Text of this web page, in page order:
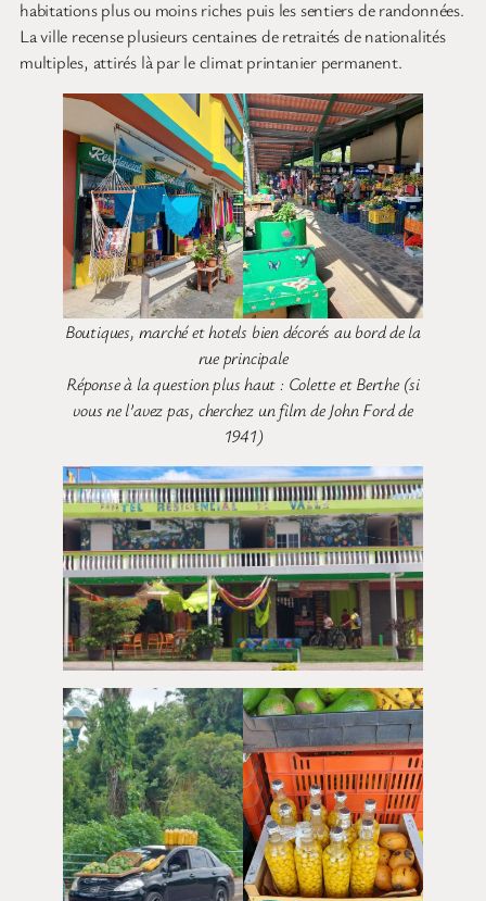
habitations plus ou moins riches puis les sentiers de randonnées.
La ville recense plusieurs centaines de retraités de nationalités
multiples, attirés là par le climat printanier permanent.
Boutiques, marché et hotels bien décorés au bord de la
rue principale
Réponse à la question plus haut : Colette et Berthe (si
vous ne l’avez pas, cherchez un film de John Ford de
1941)